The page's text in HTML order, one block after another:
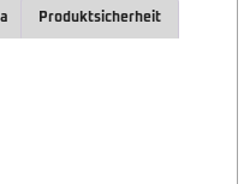
Produktsicherheit